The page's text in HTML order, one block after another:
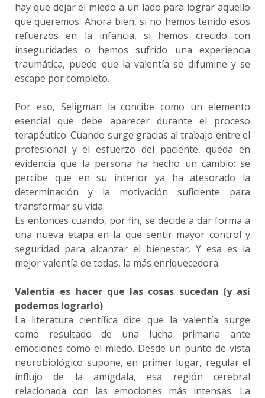
hay que dejar el miedo a un lado para lograr aquello
que queremos. Ahora bien, si no hemos tenido esos
refuerzos en la infancia, si hemos crecido con
inseguridades o hemos sufrido una experiencia
traumática, puede que la valentía se difumine y se
escape por completo.
Por eso, Seligman la concibe como un elemento
esencial que debe aparecer durante el proceso
terapéutico. Cuando surge gracias al trabajo entre el
profesional y el esfuerzo del paciente, queda en
evidencia que la persona ha hecho un cambio: se
percibe que en su interior ya ha atesorado la
determinación y la motivación suficiente para
transformar su vida.
Es entonces cuando, por fin, se decide a dar forma a
una nueva etapa en la que sentir mayor control y
seguridad para alcanzar el bienestar. Y esa es la
mejor valentía de todas, la más enriquecedora.
Valentía es hacer que las cosas sucedan (y así
podemos lograrlo)
La literatura científica dice que la valentía surge
como resultado de una lucha primaria ante
emociones como el miedo. Desde un punto de vista
neurobiológico supone, en primer lugar, regular el
influjo de la amígdala, esa región cerebral
relacionada con las emociones más intensas. La